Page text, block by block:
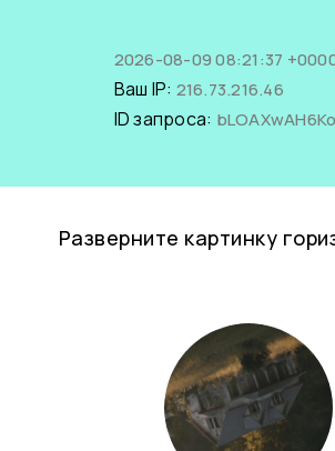
2026-08-09 08:21:37
Ваш IP: 216.73.216.46
ID запроса:
Разверните картинку